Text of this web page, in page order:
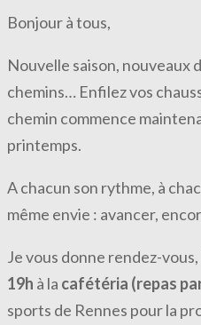
Bonjour à tous,
Nouvelle saison, nouveaux
chemins… Enfilez vos
chemin commence
printemps.
A chacun son rythme, à
même envie : avancer,
Je vous donne rendez-vous,
19h à la cafétéria (repas
sports de Rennes pour la